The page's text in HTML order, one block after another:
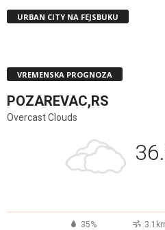
URBAN CITY NA FEJSBUKU
VREMENSKA PROGNOZA
POZAREVAC,RS
Overcast Clouds
35%